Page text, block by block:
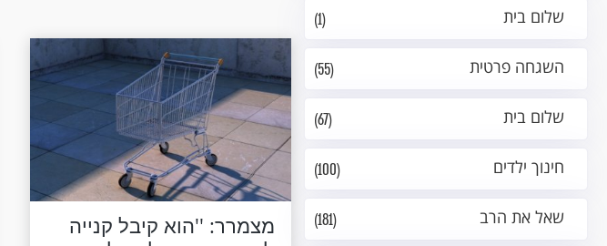
(1) שלום בית
(55) השגחה פרטית
(67) שלום בית
(100) חינוך ילדים
(181) שאל את הרב
מצמרר: ''הוא קיבל קנייה